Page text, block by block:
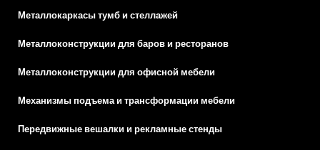
Металлокаркасы тумб и стеллажей
Металлоконструкции для баров и ресторанов
Металлоконструкции для офисной мебели
Механизмы подъема и трансформации мебели
Передвижные вешалки и рекламные стенды